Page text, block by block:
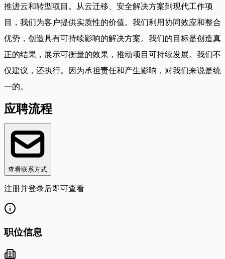
推进云和转型项目。从云迁移、安全解决方案到现代工作项
目，我们为客户提供实质性的价值。我们利用协同效应和整合
优势，创造具有可持续影响的解决方案。我们的目标是创造真
正的结果，展示可衡量的效果，推动项目可持续发展。我们不
仅建议，还执行。因为承担责任和产生影响，对我们来说是统
一的。
应聘流程
查看联系方式
注册并登录后即可查看
职位信息